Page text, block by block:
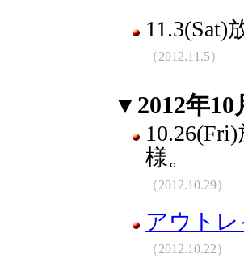
11.3(Sat)
（2012.11.5）
▼2012年
様。
（2012.10.29）
アウト
（2012.10.22）